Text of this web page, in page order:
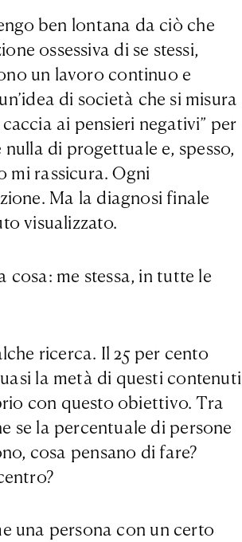
ben lontana da ciò che
ossessiva di se stessi,
un lavoro continuo e
di società che si misura
ai pensieri negativi” per
di progettuale e, spesso,
mi rassicura. Ogni
Ma la diagnosi finale
visualizzato.
cosa: me stessa, in tutte le
ricerca. Il 25 per cento
la metà di questi contenuti
con questo obiettivo. Tra
se la percentuale di persone
cosa pensano di fare?
una persona con un certo